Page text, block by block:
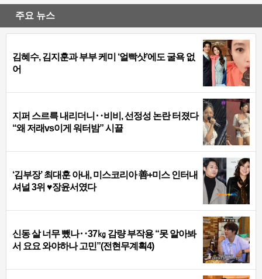
주요 뉴스
김혜수, 김지훈과 부부 케미 ‘얼빡샷’에도 굴욕 없
어
지퍼 스르륵 내리더니‥비비, 선정성 논란 터졌다
“왜 저래vs이게 워터밤” 시끌
‘김부장’ 최대훈 아내, 미스코리아 善+미스 인터내
셔널 3위 ♥장윤서였다
신동 살 너무 뺐나‥37㎏ 감량 부작용 “못 알아봐
서 요요 와야하나 고민”(전현무계획4)